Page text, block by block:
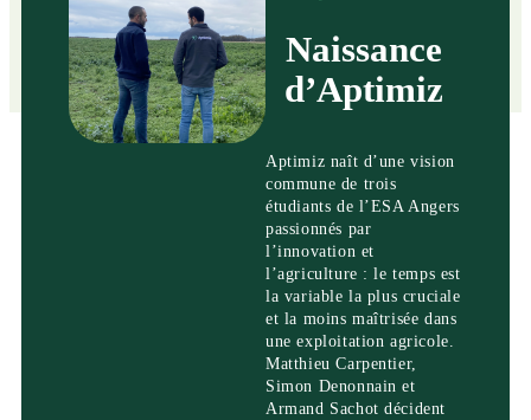
Naissance
d’Aptimiz
Aptimiz naît d’une vision
commune de trois
étudiants de l’ESA Angers
passionnés par
l’innovation et
l’agriculture : le temps est
la variable la plus cruciale
et la moins maîtrisée dans
une exploitation agricole.
Matthieu Carpentier,
Simon Denonnain et
Armand Sachot décident